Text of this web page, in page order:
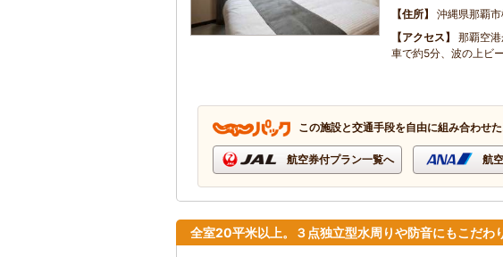
住所
沖縄県那覇
アクセス
那覇空
車で約5分、波の上ビ
この施設と交通手段を自由に組み合わせ
航空券付プラン一覧へ 航
全室20平米以上。３点独立型水周りや防音にもこだわ